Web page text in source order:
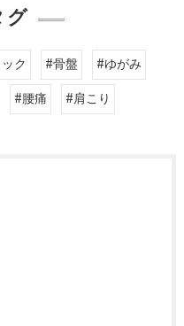
グ
ク #骨盤
#ゆがみ
#腰痛 #肩こり